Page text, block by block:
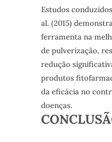
Estudos
al. (2015)
ferramenta na
de pulverização,
redução
produtos
da eficácia no
doenças.